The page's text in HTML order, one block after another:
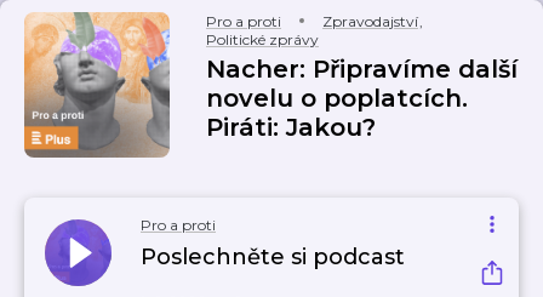
Pro a proti Zpravodajství,
Politické zprávy
Nacher: Připravíme další
novelu o poplatcích.
Piráti: Jakou?
Pro a proti
Poslechněte si podcast